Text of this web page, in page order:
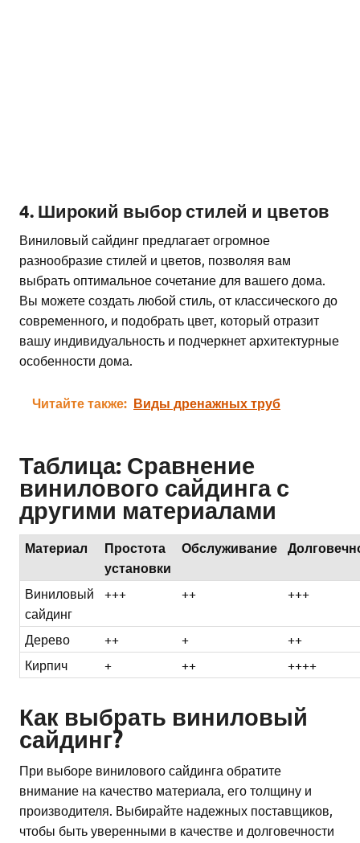
4. Широкий выбор стилей и цветов
Виниловый сайдинг предлагает огромное
разнообразие стилей и цветов, позволяя вам
выбрать оптимальное сочетание для вашего дома.
Вы можете создать любой стиль, от классического до
современного, и подобрать цвет, который отразит
вашу индивидуальность и подчеркнет архитектурные
особенности дома.
Читайте также: Виды дренажных труб
Таблица: Сравнение
винилового сайдинга с
другими материалами
Материал
Простота
установки
Обслуживание
Виниловый
сайдинг
+++ ++ +++
Дерево ++ +
++
Кирпич
+ ++ ++++
Как выбрать виниловый
сайдинг?
При выборе винилового сайдинга обратите
внимание на качество материала, его толщину и
производителя. Выбирайте надежных поставщиков,
чтобы быть уверенными в качестве и долговечности